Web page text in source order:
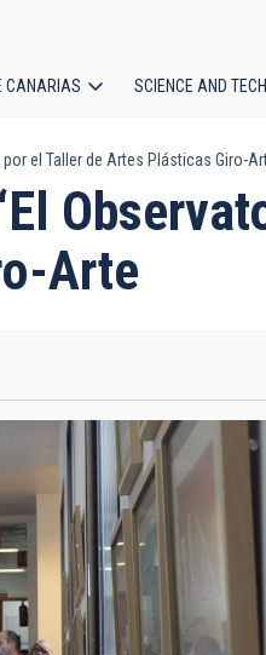
CANARIAS SCIENCE AND
el Taller de Artes Plásticas Giro-
Arte